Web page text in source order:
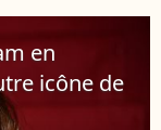
en
icône de